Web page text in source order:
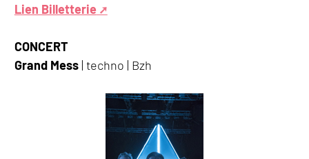
Lien Billetterie
CONCERT
Grand Mess| techno | Bzh